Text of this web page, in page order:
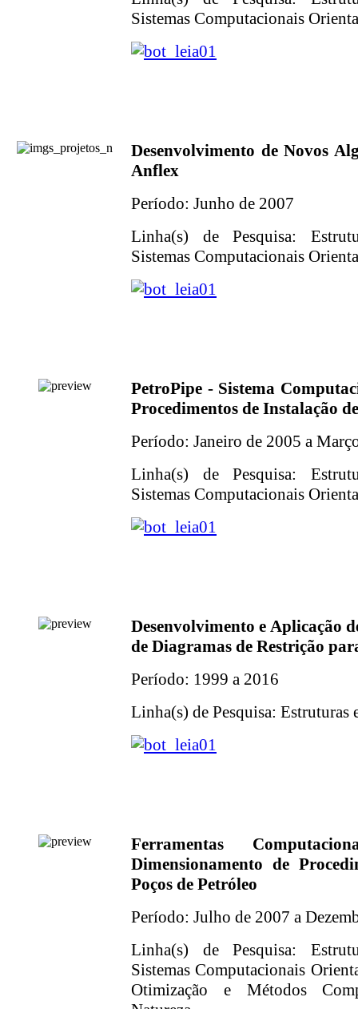
Sistemas Computacionais
Desenvolvimento de Novos
Anflex
Período: Junho de 2007
Linha(s) de Pesquisa:
Sistemas Computacionais
PetroPipe - Sistema
Procedimentos de Instalação
Período: Janeiro de 2005 a
Linha(s) de Pesquisa:
Sistemas Computacionais
Desenvolvimento e Aplicação
de Diagramas de Restrição
Período: 1999 a 2016
Linha(s) de Pesquisa: Estruturas
Ferramentas
Dimensionamento de
Poços de Petróleo
Período: Julho de 2007 a
Linha(s) de Pesquisa:
Sistemas Computacionais
Otimização e Métodos